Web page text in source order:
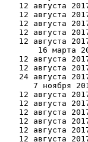
12 августа
12 августа
12 августа
12 августа
12 августа
16 марта
12 августа
12 августа
24 августа
7 ноября
12 августа
12 августа
12 августа
12 августа
12 августа
12 августа